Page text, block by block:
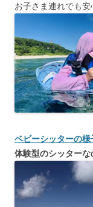
お子さま連れでも安
ベビーシッターの様
体験型のシッター